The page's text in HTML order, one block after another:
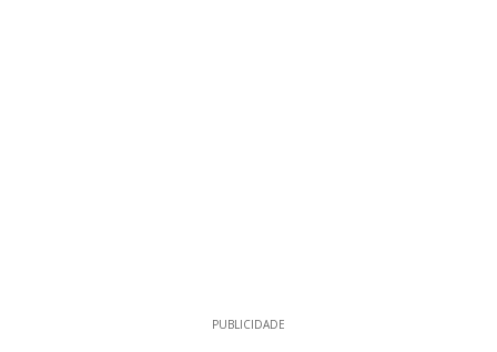
PUBLICIDADE